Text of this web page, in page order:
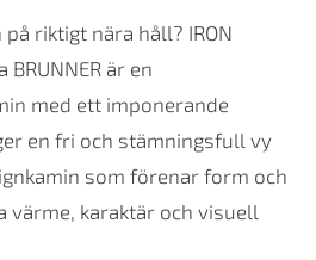
riktigt nära håll? IRON
BRUNNER är en
med ett imponerande
en fri och stämningsfull vy
som förenar form och
värme, karaktär och visuell